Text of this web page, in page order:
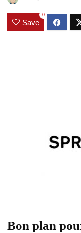
Save
0
Bon plan